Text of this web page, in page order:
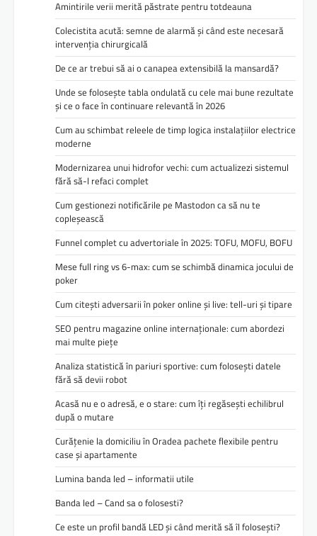
Amintirile verii merită păstrate pentru totdeauna
Colecistita acută: semne de alarmă și când este necesară
intervenția chirurgicală
De ce ar trebui să ai o canapea extensibilă la mansardă?
Unde se folosește tabla ondulată cu cele mai bune rezultate
și ce o face în continuare relevantă în 2026
Cum au schimbat releele de timp logica instalațiilor electrice
moderne
Modernizarea unui hidrofor vechi: cum actualizezi sistemul
fără să-l refaci complet
Cum gestionezi notificările pe Mastodon ca să nu te
copleșească
Funnel complet cu advertoriale în 2025: TOFU, MOFU, BOFU
Mese full ring vs 6-max: cum se schimbă dinamica jocului de
poker
Cum citești adversarii în poker online și live: tell-uri și tipare
SEO pentru magazine online internaționale: cum abordezi
mai multe piețe
Analiza statistică în pariuri sportive: cum folosești datele
fără să devii robot
Acasă nu e o adresă, e o stare: cum îți regăsești echilibrul
după o mutare
Curățenie la domiciliu în Oradea pachete flexibile pentru
case și apartamente
Lumina banda led – informatii utile
Banda led – Cand sa o folosesti?
Ce este un profil bandă LED și când merită să îl folosești?